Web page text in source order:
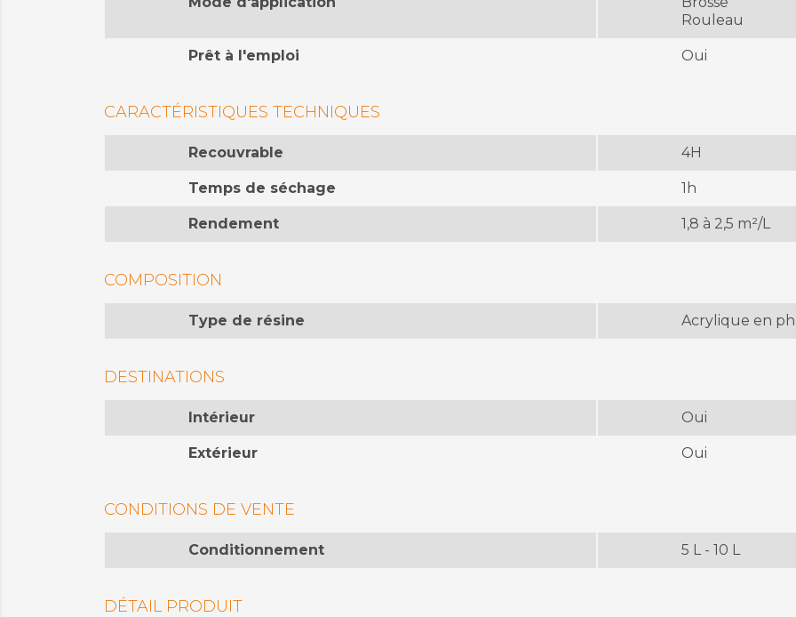
Rouleau
Prêt à l'emploi Oui
CARACTÉRISTIQUES TECHNIQUES
Recouvrable 4H
Temps de séchage 1h
Rendement 1,8 à 2,5 m²/L
COMPOSITION
Type de résine Acrylique en
DESTINATIONS
Intérieur Oui
Extérieur Oui
CONDITIONS DE VENTE
Conditionnement 5 L - 10 L
DÉTAIL PRODUIT